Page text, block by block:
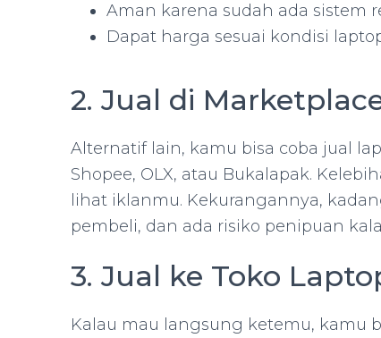
Aman karena sudah ada sistem
Dapat harga sesuai kondisi
2. Jual di
Alternatif lain, kamu bisa coba jual
Shopee, OLX, atau Bukalapak.
lihat iklanmu. Kekurangannya,
pembeli, dan ada risiko penipuan
3. Jual ke Toko
Kalau mau langsung ketemu, kamu